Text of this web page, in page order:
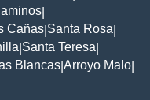
Cañas Santa Rosa
Santa Teresa
Blancas Arroyo Malo